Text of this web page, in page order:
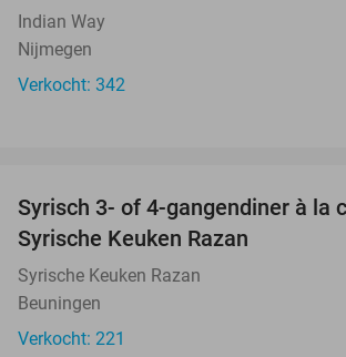
Indian Way
Nijmegen
Verkocht: 342
Syrisch 3- of 4-gangendiner à la
Syrische Keuken Razan
Syrische Keuken Razan
Beuningen
Verkocht: 221